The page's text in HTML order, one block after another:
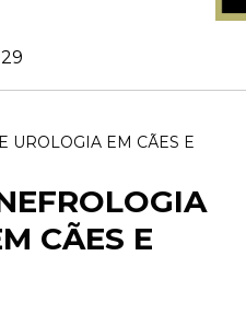
29
UROLOGIA EM CÃES E
CÃES E